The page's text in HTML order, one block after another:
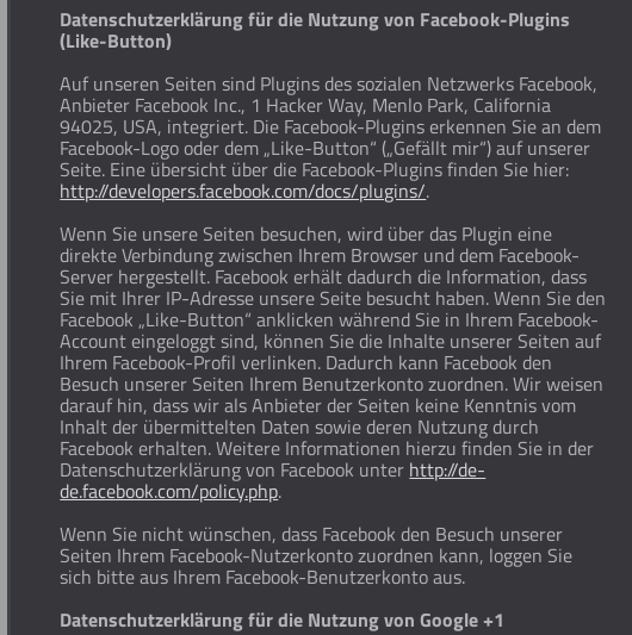
Datenschutzerklärung für die Nutzung von Facebook-Plugins
(Like-Button)
Auf unseren Seiten sind Plugins des sozialen Netzwerks Facebook,
Anbieter Facebook Inc., 1 Hacker Way, Menlo Park, California
94025, USA, integriert. Die Facebook-Plugins erkennen Sie an dem
Facebook-Logo oder dem „Like-Button“ („Gefällt mir“) auf unserer
Seite. Eine übersicht über die Facebook-Plugins finden Sie hier:
http://developers.facebook.com/docs/plugins/.
Wenn Sie unsere Seiten besuchen, wird über das Plugin eine
direkte Verbindung zwischen Ihrem Browser und dem Facebook-
Server hergestellt. Facebook erhält dadurch die Information, dass
Sie mit Ihrer IP-Adresse unsere Seite besucht haben. Wenn Sie den
Facebook „Like-Button“ anklicken während Sie in Ihrem Facebook-
Account eingeloggt sind, können Sie die Inhalte unserer Seiten auf
Ihrem Facebook-Profil verlinken. Dadurch kann Facebook den
Besuch unserer Seiten Ihrem Benutzerkonto zuordnen. Wir weisen
darauf hin, dass wir als Anbieter der Seiten keine Kenntnis vom
Inhalt der übermittelten Daten sowie deren Nutzung durch
Facebook erhalten. Weitere Informationen hierzu finden Sie in der
Datenschutzerklärung von Facebook unter http://de-
de.facebook.com/policy.php.
Wenn Sie nicht wünschen, dass Facebook den Besuch unserer
Seiten Ihrem Facebook-Nutzerkonto zuordnen kann, loggen Sie
sich bitte aus Ihrem Facebook-Benutzerkonto aus.
Datenschutzerklärung für die Nutzung von Google +1